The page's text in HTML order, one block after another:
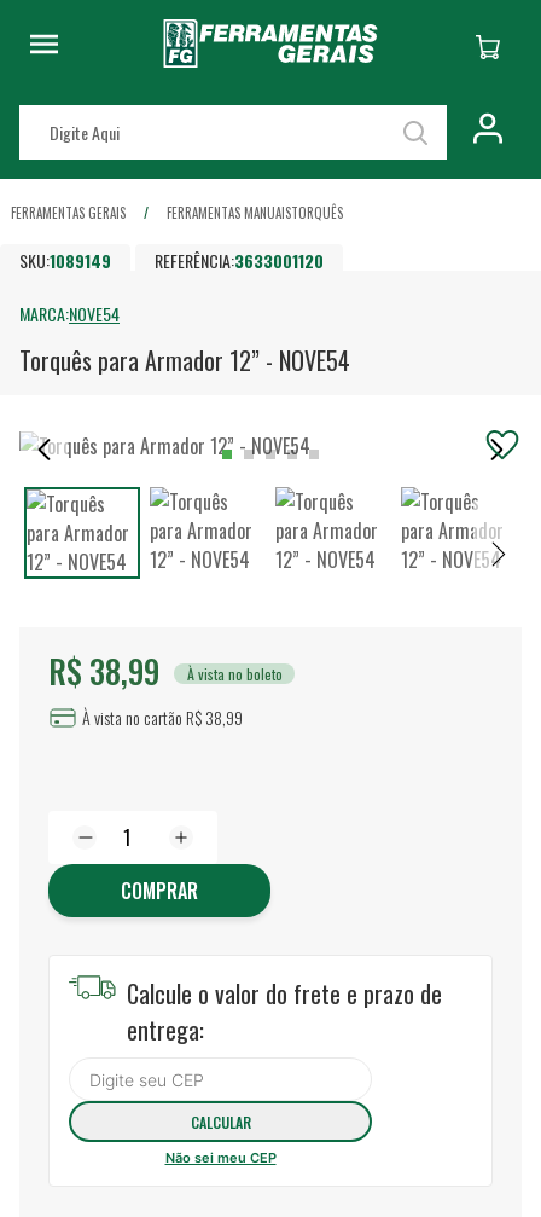
FERRAMENTAS GERAIS FERRAMENTAS MANUAISTORQUÊS
SKU:1089149 REFERÊNCIA:3633001120
MARCA:NOVE54
Torquês para Armador 12” - NOVE54
R$ 38,99 À vista no boleto
À vista no cartão R$ 38,99
COMPRAR
Calcule o valor do frete e prazo de
entrega:
Não sei meu CEP